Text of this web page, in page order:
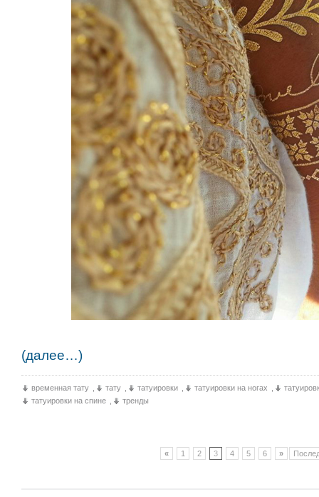
(далее…)
временная тату тату татуировки татуировки на ногах
татуировки на спине
тренды
« 1 2 3 4 5 6 »